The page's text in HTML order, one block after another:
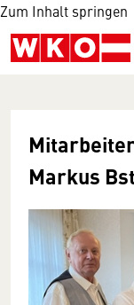
Zum Inhalt springen
Markus